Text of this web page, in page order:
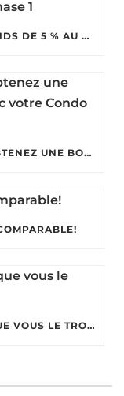
NOUS PAYONS VOTRE MISE DE FONDS DE 5 % AU SKYBLÜ CONDOS – CITÉ MIRABEL PHASE 1
PROMO SPÉCIALE DE FÉVRIER : OBTENEZ UNE BORNE DE RECHARGE GRATUITE AVEC VOTRE CONDO SKYBLÜ À LA CITÉ MIRABEL
LE BONHEUR? C’EST AU SKYBLU QUE VOUS LE TROUVEREZ!